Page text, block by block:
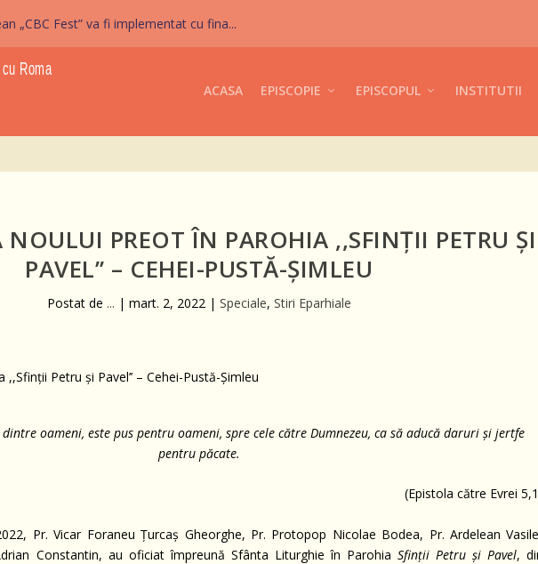
„CBC Fest” va fi implementat cu fina...
ACASA EPISCOPIE EPISCOPUL INSTITUTII
NOULUI PREOT ÎN PAROHIA ,,SFINŢII PETRU ŞI
PAVEL’’ – CEHEI-PUSTĂ-ŞIMLEU
Postat de ... | mart. 2, 2022| Speciale, Stiri Eparhiale
oameni, este pus pentru oameni, spre cele către Dumnezeu, ca să aducă daruri şi jertfe
pentru păcate.
(Epistola către Evrei
Pr. Vicar Foraneu Ţurcaş Gheorghe, Pr. Protopop Nicolae Bodea, Pr. Ardelean
Constantin, au oficiat împreună Sfânta Liturghie în ParohiaSfinţii Petru şi Pavel,